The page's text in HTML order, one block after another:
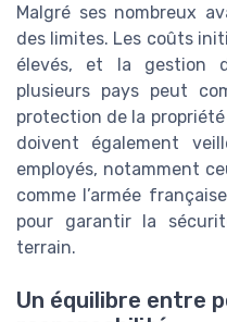
Malgré ses nombreux
des limites. Les coûts
élevés, et la gestion
plusieurs pays peut
protection de la
doivent également
employés, notamment
comme l’armée
pour garantir la
terrain.
Un équilibre entre